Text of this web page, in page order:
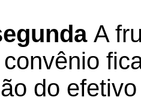
A
do